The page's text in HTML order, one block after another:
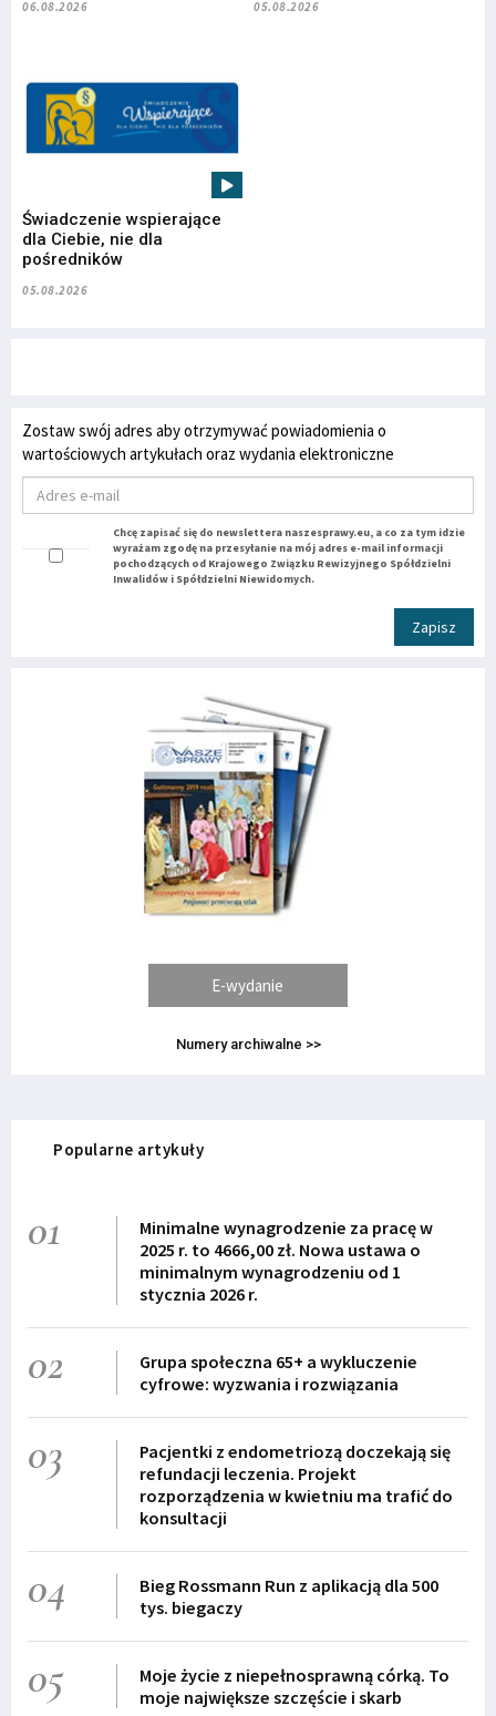
06.08.2026 05.08.2026
Świadczenie wspierające
dla Ciebie, nie dla
pośredników
05.08.2026
Zostaw swój adres aby otrzymywać powiadomienia o
wartościowych artykułach oraz wydania elektroniczne
Chcę zapisać się do newslettera naszesprawy.eu, a co za tym idzie
wyrażam zgodę na przesyłanie na mój adres e-mail informacji
pochodzących od Krajowego Związku Rewizyjnego Spółdzielni
Inwalidów i Spółdzielni Niewidomych.
Zapisz
E-wydanie
Numery archiwalne >>
Popularne artykuły
01
Minimalne wynagrodzenie za pracę w
2025 r. to 4666,00 zł. Nowa ustawa o
minimalnym wynagrodzeniu od 1
stycznia 2026 r.
02
Grupa społeczna 65+ a wykluczenie
cyfrowe: wyzwania i rozwiązania
03
Pacjentki z endometriozą doczekają się
refundacji leczenia. Projekt
rozporządzenia w kwietniu ma trafić do
konsultacji
04
Bieg Rossmann Run z aplikacją dla 500
tys. biegaczy
05
Moje życie z niepełnosprawną córką. To
moje największe szczęście i skarb